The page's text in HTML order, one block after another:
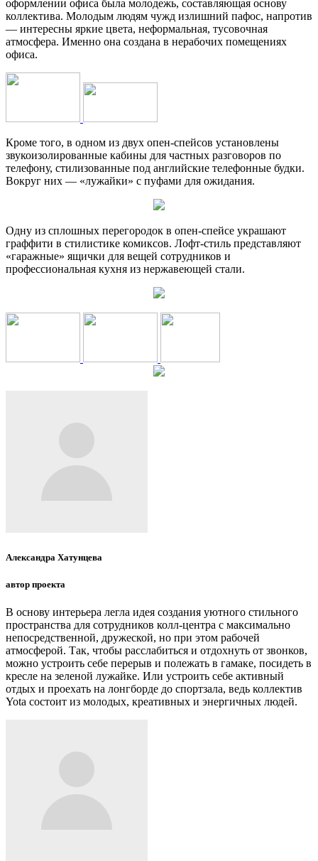
оформлении офиса была молодежь, составляющая основу
коллектива. Молодым людям чужд излишний пафос, напротив
— интересны яркие цвета, неформальная, тусовочная
атмосфера. Именно она создана в нерабочих помещениях
офиса.
Кроме того, в одном из двух опен-спейсов установлены
звукоизолированные кабины для частных разговоров по
телефону, стилизованные под английские телефонные будки.
Вокруг них — «лужайки» с пуфами для ожидания.
Одну из сплошных перегородок в опен-спейсе украшают
граффити в стилистике комиксов. Лофт-стиль представляют
«гаражные» ящички для вещей сотрудников и
профессиональная кухня из нержавеющей стали.
Александра Хатунцева
автор проекта
В основу интерьера легла идея создания уютного стильного
пространства для сотрудников колл-центра с максимально
непосредственной, дружеской, но при этом рабочей
атмосферой. Так, чтобы расслабиться и отдохнуть от звонков,
можно устроить себе перерыв и полежать в гамаке, посидеть в
кресле на зеленой лужайке. Или устроить себе активный
отдых и проехать на лонгборде до спортзала, ведь коллектив
Yota состоит из молодых, креативных и энергичных людей.